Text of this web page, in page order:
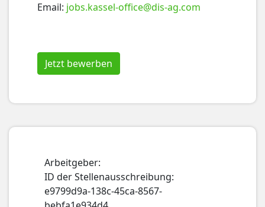
Email: jobs.kassel-office@dis-ag.com
Jetzt bewerben
Arbeitgeber:
ID der Stellenausschreibung:
e9799d9a-138c-45ca-8567-